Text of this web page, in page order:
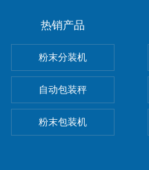
热销产品
粉末分装机
自动包装秤
粉末包装机